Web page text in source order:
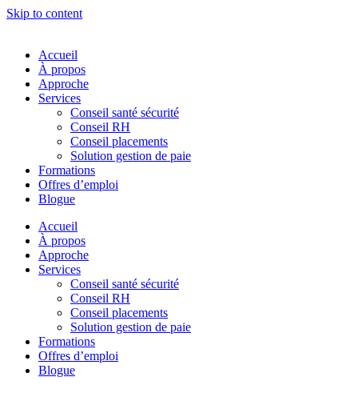
Skip to content
Accueil
À propos
Approche
Services
Conseil santé sécurité
Conseil RH
Conseil placements
Solution gestion de paie
Formations
Offres d’emploi
Blogue
Accueil
À propos
Approche
Services
Conseil santé sécurité
Conseil RH
Conseil placements
Solution gestion de paie
Formations
Offres d’emploi
Blogue